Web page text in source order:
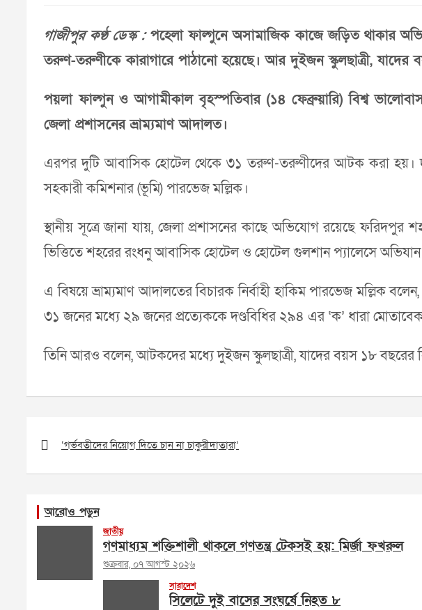
গাজীপুর কণ্ঠ ডেস্ক :পহেলা ফাল্গুনে অসামাজিক কাজে জড়িত থাকার
তরুণ-তরুণীকে কারাগারে পাঠানো হয়েছে। আর দুইজন স্কুলছাত্রী,
পয়লা ফাল্গুন ও আগামীকাল বৃহস্পতিবার (১৪ ফেব্রুয়ারি) বিশ্ব
জেলা প্রশাসনের ভ্রাম্যমাণ আদালত।
এরপর দুটি আবাসিক হোটেল থেকে ৩১ তরুণ-তরুণীদের আটক করা হয়।
সহকারী কমিশনার (ভূমি) পারভেজ মল্লিক।
স্থানীয় সূত্রে জানা যায়, জেলা প্রশাসনের কাছে অভিযোগ রয়েছে
ভিত্তিতে শহরের রংধনু আবাসিক হোটেল ও হোটেল গুলশান প্যালেসে অভিযান
এ বিষয়ে ভ্রাম্যমাণ আদালতের বিচারক নির্বাহী হাকিম পারভেজ মল্লিক
৩১ জনের মধ্যে ২৯ জনের প্রত্যেককে দণ্ডবিধির ২৯৪ এর ‘ক’ ধারা মোতাবেক
তিনি আরও বলেন, আটকদের মধ্যে দুইজন স্কুলছাত্রী, যাদের বয়স ১৮ বছরের
navigation
‘গর্ভবতীদের নিয়োগ দিতে চান না চাকুরীদাতারা’
আরোও পড়ুন
জাতীয়
গণমাধ্যম শক্তিশালী থাকলে গণতন্ত্র টেকসই হয়: মির্জা ফখরুল
শুক্রবার, ০৭ আগস্ট ২০২৬
সারাদেশ
সিলেটে দুই বাসের সংঘর্ষে নিহত ৮